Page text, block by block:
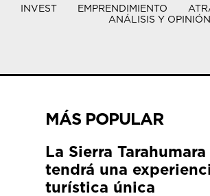
INVEST EMPRENDIMIENTO
ANÁLISIS Y OPINIÓN
MÁS POPULAR
La Sierra Tarahumara
tendrá una
turística única